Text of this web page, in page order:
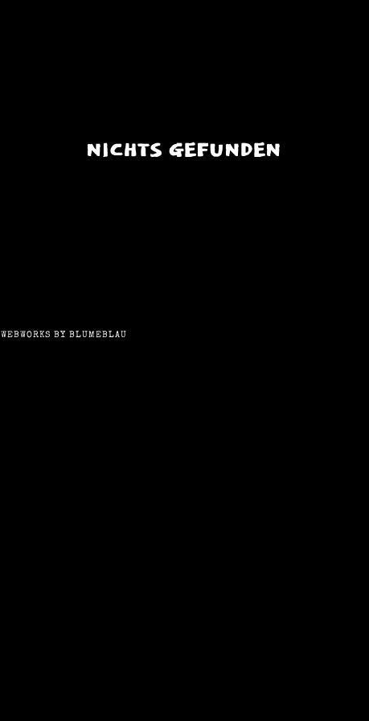
NICHTS GEFUNDEN
WEBWORKS BY BLUMEBLAU